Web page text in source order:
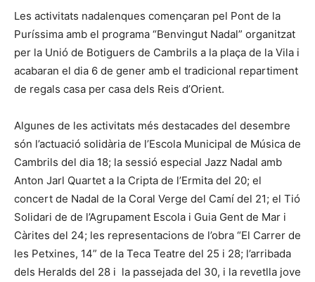
Les activitats nadalenques començaran pel Pont de la
Puríssima amb el programa “Benvingut Nadal” organitzat
per la Unió de Botiguers de Cambrils a la plaça de la Vila i
acabaran el dia 6 de gener amb el tradicional repartiment
de regals casa per casa dels Reis d’Orient.
Algunes de les activitats més destacades del desembre
són l’actuació solidària de l’Escola Municipal de Música de
Cambrils del dia 18; la sessió especial Jazz Nadal amb
Anton Jarl Quartet a la Cripta de l’Ermita del 20; el
concert de Nadal de la Coral Verge del Camí del 21; el Tió
Solidari de de l’Agrupament Escola i Guia Gent de Mar i
Càrites del 24; les representacions de l’obra “El Carrer de
les Petxines, 14” de la Teca Teatre del 25 i 28; l’arribada
dels Heralds del 28 i la passejada del 30, i la revetlla jove